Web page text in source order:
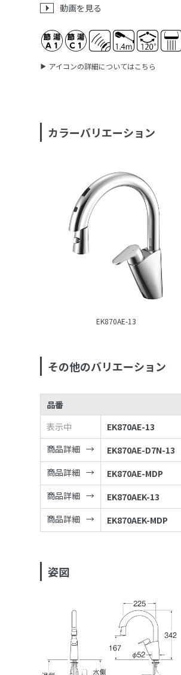
動画を見る
アイコンの詳細についてはこちら
カラーバリエーション
EK870AE-13
その他のバリエーション
品番
表示中
EK870AE-13
商品詳細
EK870AE-D7N-13
商品詳細
EK870AE-MDP
商品詳細
EK870AEK-13
商品詳細
EK870AEK-MDP
姿図